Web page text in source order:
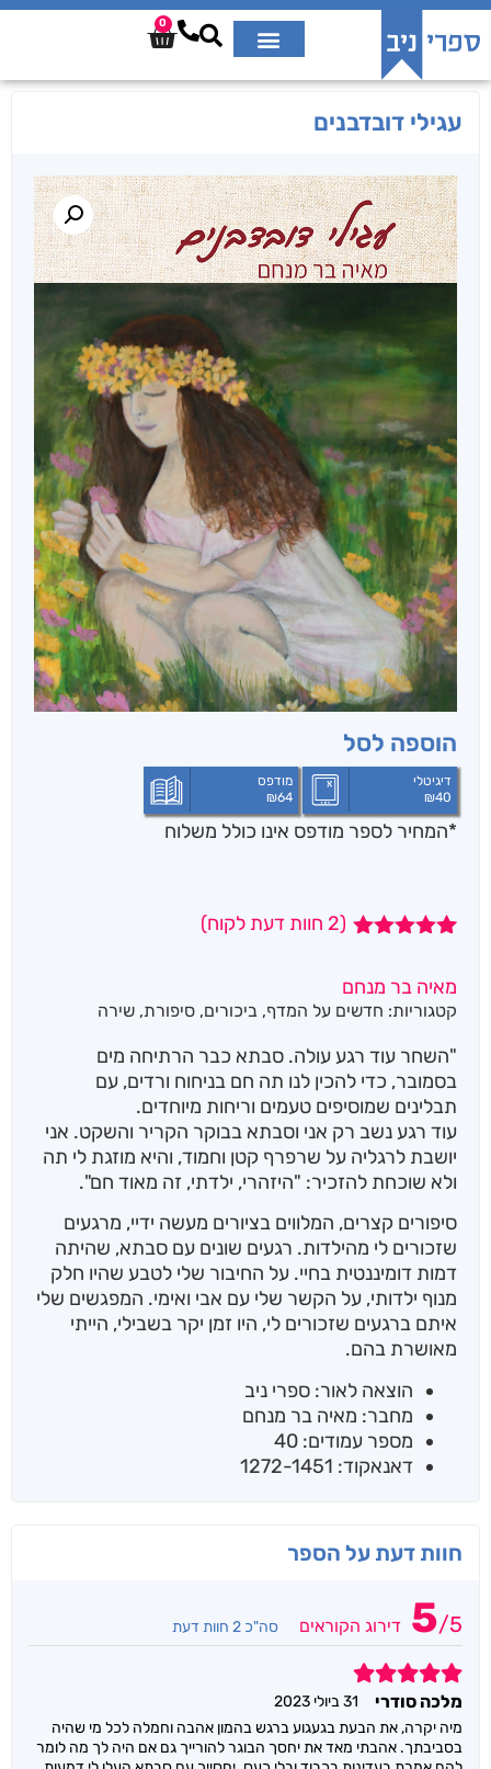
0
עגילי דובדבנים
הוספה לסל
דיגיטלי
₪40
מודפס
₪64
*המחיר לספר מודפס אינו כולל משלוח
מבוסס על
דירוגים של
(
2 חוות דעת לקוח)
מאיה בר מנחם
קטגוריות: חדשים על המדף, ביכורים, סיפורת, שירה
"השחר עוד רגע עולה. סבתא כבר הרתיחה מים
בסמובר, כדי להכין לנו תה חם בניחוח ורדים, עם
תבלינים שמוסיפים טעמים וריחות מיוחדים.
עוד רגע נשב רק אני וסבתא בבוקר הקריר והשקט. אני
יושבת לרגליה על שרפרף קטן וחמוד, והיא מוזגת לי תה
ולא שוכחת להזכיר: "היזהרי, ילדתי, זה מאוד חם".
סיפורים קצרים, המלווים בציורים מעשה ידיי, מרגעים
שזכורים לי מהילדות. רגעים שונים עם סבתא, שהיתה
דמות דומיננטית בחיי. על החיבור שלי לטבע שהיו חלק
מנוף ילדותי, על הקשר שלי עם אבי ואימי. המפגשים שלי
איתם ברגעים שזכורים לי, היו זמן יקר בשבילי, הייתי
מאושרת בהם.
הוצאה לאור: ספרי ניב
מחבר: מאיה בר מנחם
מספר עמודים: 40
דאנאקוד: 1272-1451
חוות דעת על הספר
5/5 דירוג הקוראים סה"כ 2 חוות דעת
5
מלכה סודרי
31 ביולי 2023
מיה יקרה, את הבעת בגעגוע ברגש בהמון אהבה וחמלה לכל מי שהיה
בסביבתך. אהבתי מאד את יחסך הבוגר להורייך גם אם היה לך מה לומר